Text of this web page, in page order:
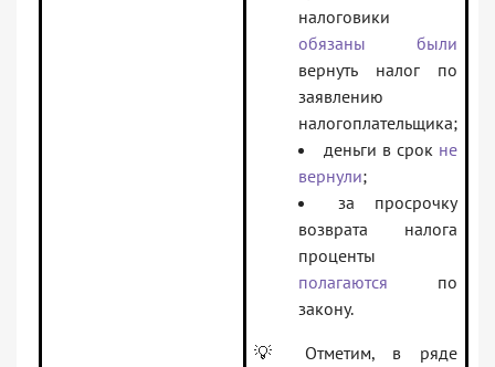
налоговики
обязаны были
вернуть налог по
заявлению
налогоплательщика;
деньги в срок не
вернули;
за просрочку
возврата налога
проценты
полагаются по
закону.
💡 Отметим, в ряде